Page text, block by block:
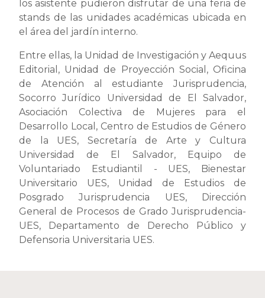
los asistente pudieron disfrutar de una feria de
stands de las unidades académicas ubicada en
el área del jardín interno.
Entre ellas, la Unidad de Investigación y Aequus
Editorial, Unidad de Proyección Social, Oficina
de Atención al estudiante Jurisprudencia,
Socorro Jurídico Universidad de El Salvador,
Asociación Colectiva de Mujeres para el
Desarrollo Local, Centro de Estudios de Género
de la UES, Secretaría de Arte y Cultura
Universidad de El Salvador, Equipo de
Voluntariado Estudiantil - UES, Bienestar
Universitario UES, Unidad de Estudios de
Posgrado Jurisprudencia UES, Dirección
General de Procesos de Grado Jurisprudencia-
UES, Departamento de Derecho Público y
Defensoria Universitaria UES.